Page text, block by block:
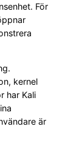
För
kernel
har Kali
är